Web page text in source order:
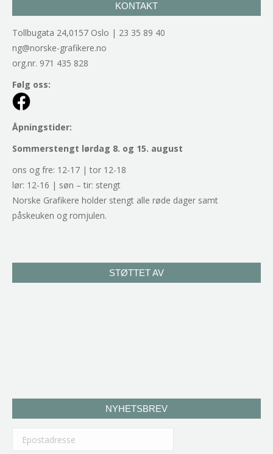
KONTAKT
Tollbugata 24,0157 Oslo | 23 35 89 40
ng@norske-grafikere.no
org.nr. 971 435 828
Følg oss:
Åpningstider:
Sommerstengt lørdag 8. og 15. august
ons og fre: 12-17 | tor 12-18
lør: 12-16 | søn – tir: stengt
Norske Grafikere holder stengt alle røde dager samt
påskeuken og romjulen.
STØTTET AV
NYHETSBREV